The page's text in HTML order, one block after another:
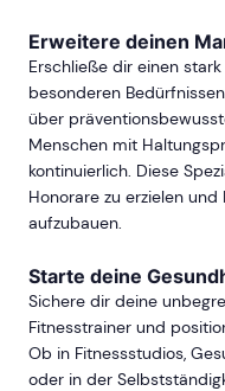
Erweitere deinen
Erschließe dir einen
besonderen
über
Menschen mit
kontinuierlich. Diese
Honorare zu erzielen
aufzubauen.
Starte deine
Sichere dir deine
Fitnesstrainer und
Ob in Fitnessstudios,
oder in der